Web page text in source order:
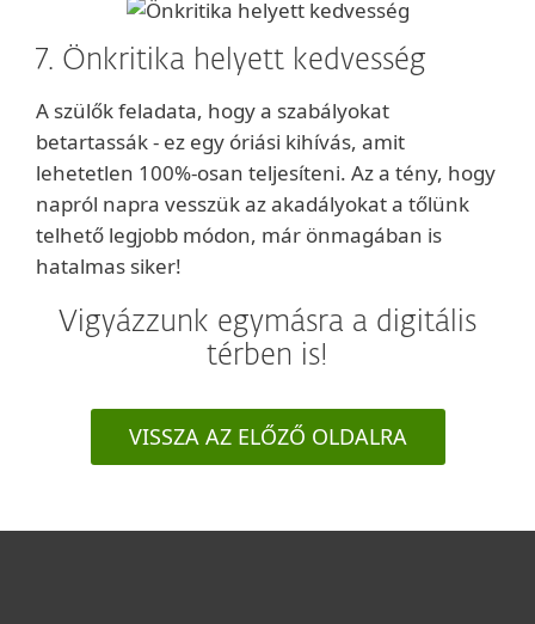
7. Önkritika helyett kedvesség
A szülők feladata, hogy a szabályokat
betartassák - ez egy óriási kihívás, amit
lehetetlen 100%-osan teljesíteni. Az a tény, hogy
napról napra vesszük az akadályokat a tőlünk
telhető legjobb módon, már önmagában is
hatalmas siker!
Vigyázzunk egymásra a digitális
térben is!
VISSZA AZ ELŐZŐ OLDALRA